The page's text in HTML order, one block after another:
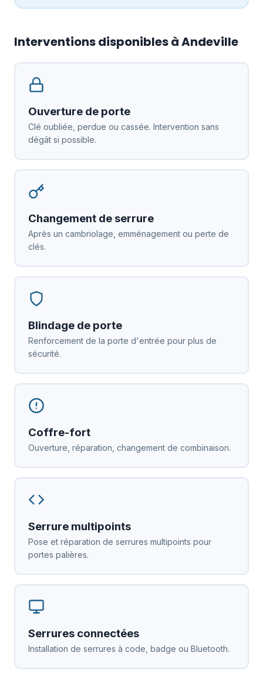
Interventions disponibles à Andeville
Ouverture de porte
Clé oubliée, perdue ou cassée. Intervention sans
dégât si possible.
Changement de serrure
Après un cambriolage, emménagement ou perte de
clés.
Blindage de porte
Renforcement de la porte d'entrée pour plus de
sécurité.
Coffre-fort
Ouverture, réparation, changement de combinaison.
Serrure multipoints
Pose et réparation de serrures multipoints pour
portes palières.
Serrures connectées
Installation de serrures à code, badge ou Bluetooth.